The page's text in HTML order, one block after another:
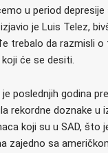
u period
je Luis Telez,
trebalo da razmisli o
će se desiti.
poslednjih godina
rekordne doznake u
koji su u SAD, što
zajedno sa